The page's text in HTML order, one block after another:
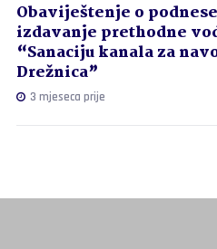
Obaviještenje o
izdavanje prethodne
“Sanaciju kanala za
Drežnica”
3 mjeseca prije